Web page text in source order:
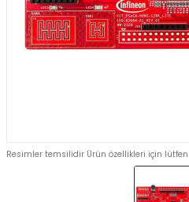
Resimler temsilidir Ürün özellikleri için